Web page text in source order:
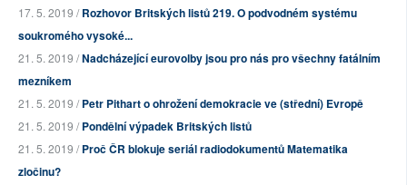
17. 5. 2019 /Rozhovor Britských listů 219. O podvodném systému
soukromého vysoké...
21. 5. 2019 /Nadcházející eurovolby jsou pro nás pro všechny fatálním
mezníkem
21. 5. 2019 /Petr Pithart o ohrožení demokracie ve (střední) Evropě
21. 5. 2019 /Pondělní výpadek Britských listů
21. 5. 2019 /Proč ČR blokuje seriál radiodokumentů Matematika
zločinu?